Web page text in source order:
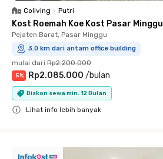
Coliving • Putri
Kost Roemah Koe Kost Pasar Minggu
Pejaten Barat, Pasar Minggu
3.0 km dari antam office building
mulai dari Rp2.200.000
-5% Rp2.085.000 /bulan
Diskon sewa min. 12 Bulan
Lihat info lebih banyak